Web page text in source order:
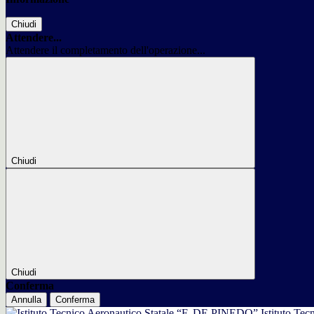
Chiudi
Attendere...
Attendere il completamento dell'operazione...
Chiudi
Chiudi
Conferma
Annulla Conferma